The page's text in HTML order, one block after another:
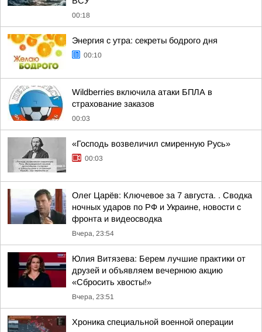
00:18
Энергия с утра: секреты бодрого дня
00:10
Wildberries включила атаки БПЛА в
страхование заказов
00:03
«Господь возвеличил смиренную Русь»
00:03
Олег Царёв: Ключевое за 7 августа. . Сводка
ночных ударов по РФ и Украине, новости с
фронта и видеосводка
Вчера, 23:54
Юлия Витязева: Берем лучшие практики от
друзей и объявляем вечернюю акцию
«Сбросить хвосты!»
Вчера, 23:51
Хроника специальной военной операции